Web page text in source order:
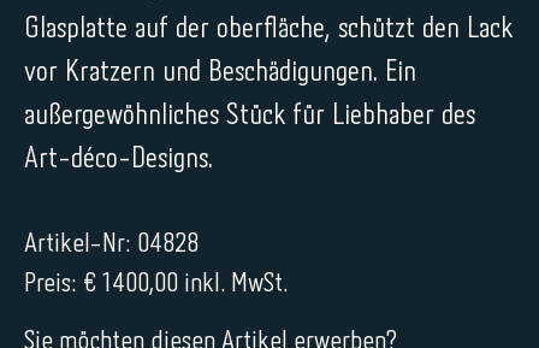
Glasplatte auf der oberfläche, schützt den Lack
vor Kratzern und Beschädigungen. Ein
außergewöhnliches Stück für Liebhaber des
Art-déco-Designs.
Artikel-Nr: 04828
Preis: € 1400,00 inkl. MwSt.
Sie möchten diesen Artikel erwerben?